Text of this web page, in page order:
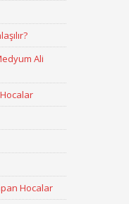
Ali
Hocalar